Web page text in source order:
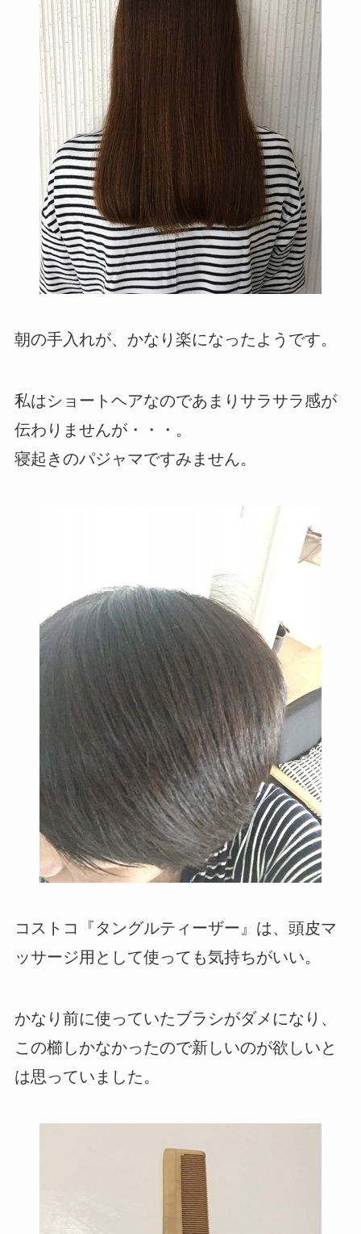
朝の手入れが、かなり楽になったようです。
私はショートヘアなのであまりサラサラ感が
伝わりませんが・・・。
寝起きのパジャマですみません。
コストコ『タングルティーザー』は、頭皮マ
ッサージ用として使っても気持ちがいい。
かなり前に使っていたブラシがダメになり、
この櫛しかなかったので新しいのが欲しいと
は思っていました。